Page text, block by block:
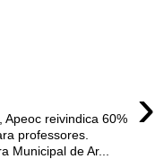
›
Apeoc reivindica 60%
professores.
Municipal de Ar...